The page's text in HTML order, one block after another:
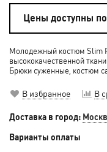
Цены доступны
Молодежный костюм Slim
высококачественной
Брюки суженные, костюм
В избранное В
Доставка в город:
Варианты оплаты